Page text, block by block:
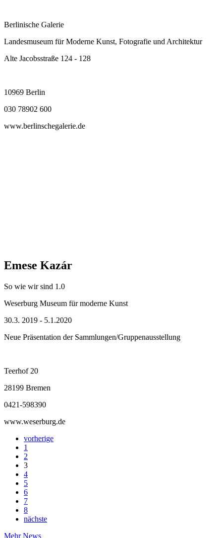
Berlinische Galerie
Landesmuseum für Moderne Kunst, Fotografie und Architektur
Alte Jacobsstraße 124 - 128
10969 Berlin
030 78902 600
www.berlinschegalerie.de
Emese Kazár
So wie wir sind 1.0
Weserburg Museum für moderne Kunst
30.3. 2019 - 5.1.2020
Neue Präsentation der Sammlungen/Gruppenausstellung
Teerhof 20
28199 Bremen
0421-598390
www.weserburg.de
vorherige
1
2
3
4
5
6
7
8
nächste
Mehr News